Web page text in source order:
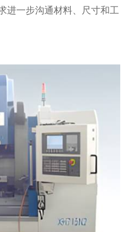
进一步沟通材料、尺寸和工